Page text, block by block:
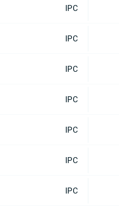
IPC
IPC
IPC
IPC
IPC
IPC
IPC